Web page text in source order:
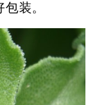
包装。